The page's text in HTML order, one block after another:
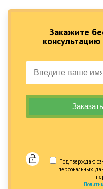
Закажите
консультацию
Подтверждаю
персональных